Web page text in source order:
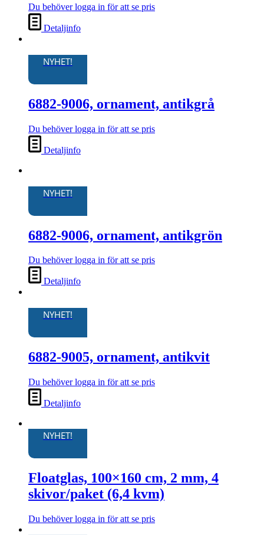
Du behöver logga in för att se pris
Detaljinfo
NYHET!
6882-9006, ornament, antikgrå
Du behöver logga in för att se pris
Detaljinfo
NYHET!
6882-9006, ornament, antikgrön
Du behöver logga in för att se pris
Detaljinfo
NYHET!
6882-9005, ornament, antikvit
Du behöver logga in för att se pris
Detaljinfo
NYHET!
Floatglas, 100×160 cm, 2 mm, 4
skivor/paket (6,4 kvm)
Du behöver logga in för att se pris